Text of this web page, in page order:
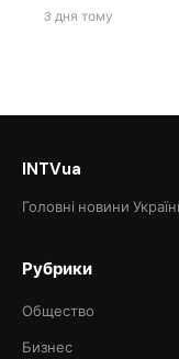
3 дня тому
INTVua
Головні новини
Рубрики
Общество
Бизнес